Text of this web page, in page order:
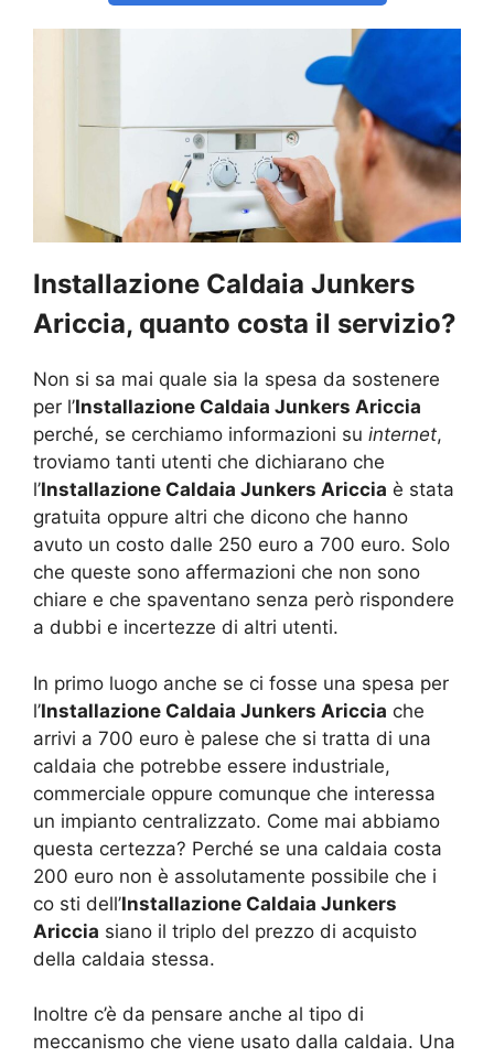
Installazione Caldaia Junkers
Ariccia, quanto costa il servizio?
Non si sa mai quale sia la spesa da sostenere
per l’Installazione Caldaia Junkers Ariccia
perché, se cerchiamo informazioni su internet,
troviamo tanti utenti che dichiarano che
l’Installazione Caldaia Junkers Ariccia è stata
gratuita oppure altri che dicono che hanno
avuto un costo dalle 250 euro a 700 euro. Solo
che queste sono affermazioni che non sono
chiare e che spaventano senza però rispondere
a dubbi e incertezze di altri utenti.
In primo luogo anche se ci fosse una spesa per
l’Installazione Caldaia Junkers Ariccia che
arrivi a 700 euro è palese che si tratta di una
caldaia che potrebbe essere industriale,
commerciale oppure comunque che interessa
un impianto centralizzato. Come mai abbiamo
questa certezza? Perché se una caldaia costa
200 euro non è assolutamente possibile che i
co sti dell’Installazione Caldaia Junkers
Ariccia siano il triplo del prezzo di acquisto
della caldaia stessa.
Inoltre c’è da pensare anche al tipo di
meccanismo che viene usato dalla caldaia. Una